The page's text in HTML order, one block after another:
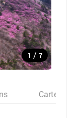
1 / 7
Carte